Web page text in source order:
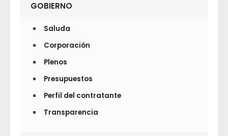
GOBIERNO
Saluda
Corporación
Plenos
Presupuestos
Perfil del contratante
Transparencia